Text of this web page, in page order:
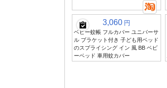
3,060 円
ベビー蚊帳 フルカバー ユニバーサ
ル ブラケット付き 子ども用ベッド
のスプライシング イン 風 BB ベビ
ーベッド 車用蚊カバー